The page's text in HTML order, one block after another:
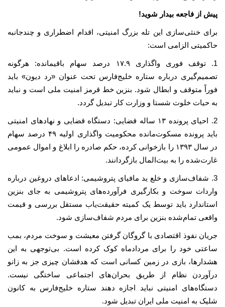
پیش از فاجعه بیدار شوید!
برای خنثی‌سازی این تله بزرگ امنیتی، اقدام اضطراری و چندجانبه
حاکمیتی الزامی است:
1. توقف فوری واگذاری ۱۷.۹ درصد سهام باقیمانده: هرگونه
تصمیم‌گیری درباره ستاره خلیج‌فارس تحت عنوان «رد دیون» باید
فوراً متوقف و ابطال شود. بنزین خط قرمز امنیت ملی است و نباید
به حیات خلوت شستا و وزارت کار تبدیل گردد.
2. احیای پرونده ۱۳ ساله قضایی: دستگاه قضایی و نهادهای امنیتی
باید پرونده مسکوت‌مانده محکومیت واگذاری اولیه ۴۹ درصد سهام
در سال ۱۳۹۳ را بازخوانی کرده، حکم صادره را ابلاغ و اموال عمومی
غارت‌شده را به بیت‌المال بازگردانند.
3. شفاف‌سازی و خلع ید مافیای پتروشیمی: ادعاهای دروغین درباره
واردات سوخت و بکارگیری فرآورده‌های پتروشیمی به جای بنزین
استاندارد باید توسط یک کمیته حقیقت‌یاب مستقل بررسی و قیمت
واقعی تمام‌شده بنزین برای مردم شفاف‌سازی شود.
جریان نفوذ اقتصادی با گروگان گرفتن معیشت و سوخت مردم، بمب
ساعتی خود را برای مردادماه کوک کرده است. بی‌توجهی به این
هشدارها، بازی در زمین کسانی است که هدفشان چیزی جز به زانو
درآوردن نظام از طریق بحران‌های اجتماعی ساختگی نیست.
دستگاه‌های امنیتی نباید اجازه دهند ستاره خلیج‌فارس به کانون
شلیک به امنیت ملی ایران تبدیل شود.